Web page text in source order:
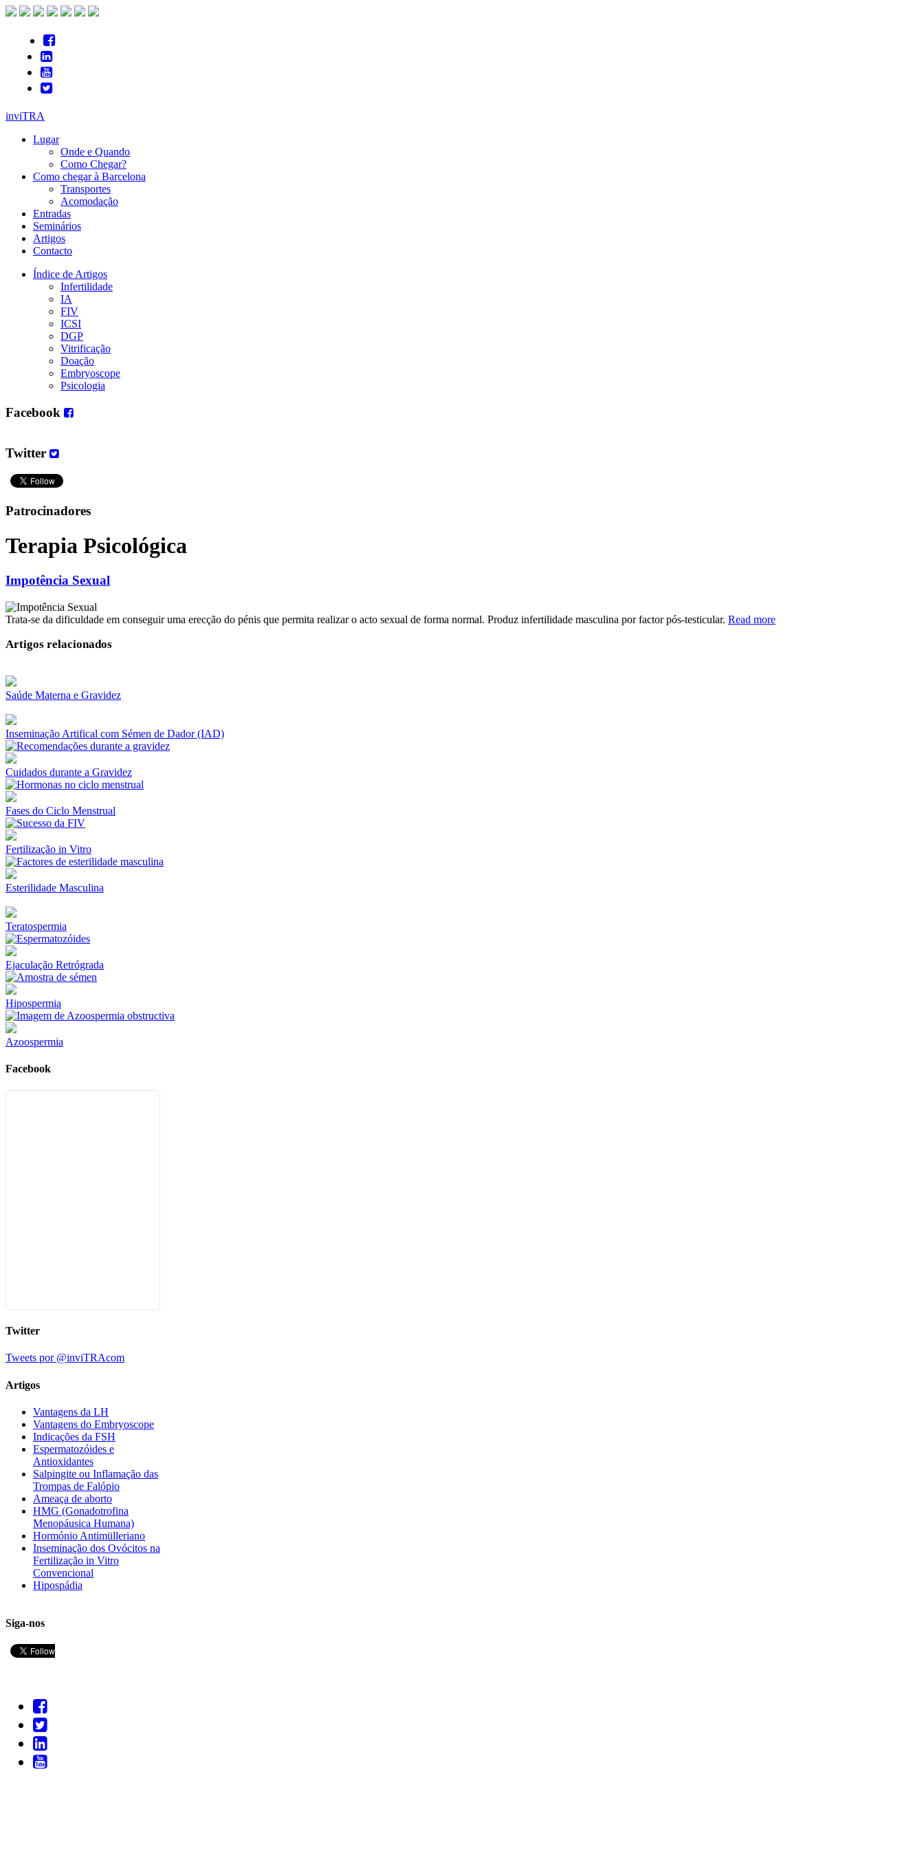
inviTRA
Lugar
Onde e Quando
Como Chegar?
Como chegar à Barcelona
Transportes
Acomodação
Entradas
Seminários
Artigos
Contacto
Índice de Artigos
Infertilidade
IA
FIV
ICSI
DGP
Vitrificação
Doação
Embryoscope
Psicologia
Facebook
Twitter
Patrocinadores
Terapia Psicológica
Impotência Sexual
Trata-se da dificuldade em conseguir uma erecção do pénis que permita realizar o acto sexual de forma normal. Produz infertilidade masculina por factor pós-testicular. Read more
Artigos relacionados
Saúde Materna e Gravidez
Inseminação Artifical com Sémen de Dador (IAD)
Cuidados durante a Gravidez
Fases do Ciclo Menstrual
Fertilização in Vitro
Esterilidade Masculina
Teratospermia
Ejaculação Retrógrada
Hipospermia
Azoospermia
Facebook
Twitter
Tweets por @inviTRAcom
Artigos
Vantagens da LH
Vantagens do Embryoscope
Indicações da FSH
Espermatozóides e
Antioxidantes
Salpingite ou Inflamação das
Trompas de Falópio
Ameaça de aborto
HMG (Gonadotrofina
Menopáusica Humana)
Hormónio Antimülleriano
Inseminação dos Ovócitos na
Fertilização in Vitro
Convencional
Hipospádia
Siga-nos